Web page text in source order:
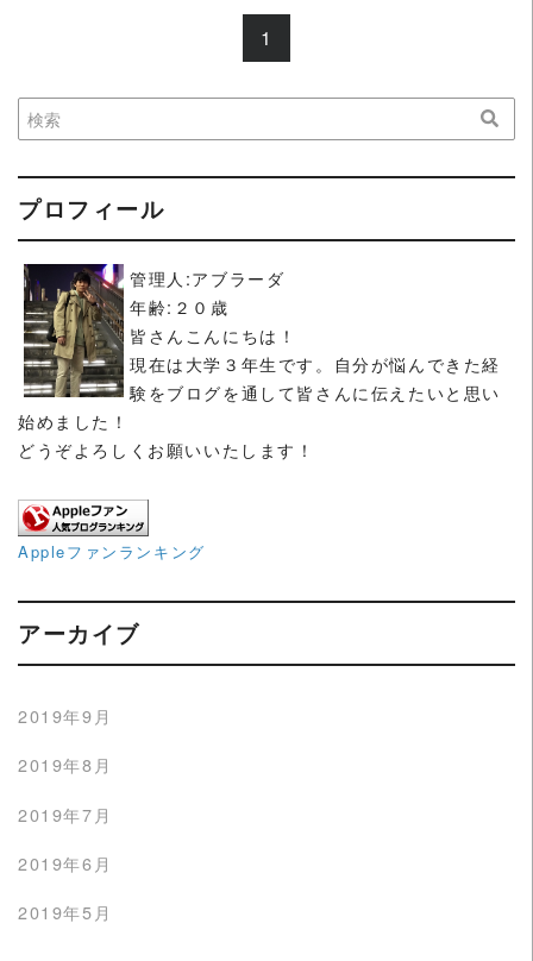
1
プロフィール
管理人:アブラーダ
年齢:２０歳
皆さんこんにちは！
現在は大学３年生です。自分が悩んできた経
験をブログを通して皆さんに伝えたいと思い
始めました！
どうぞよろしくお願いいたします！
Appleファンランキング
アーカイブ
2019年9月
2019年8月
2019年7月
2019年6月
2019年5月